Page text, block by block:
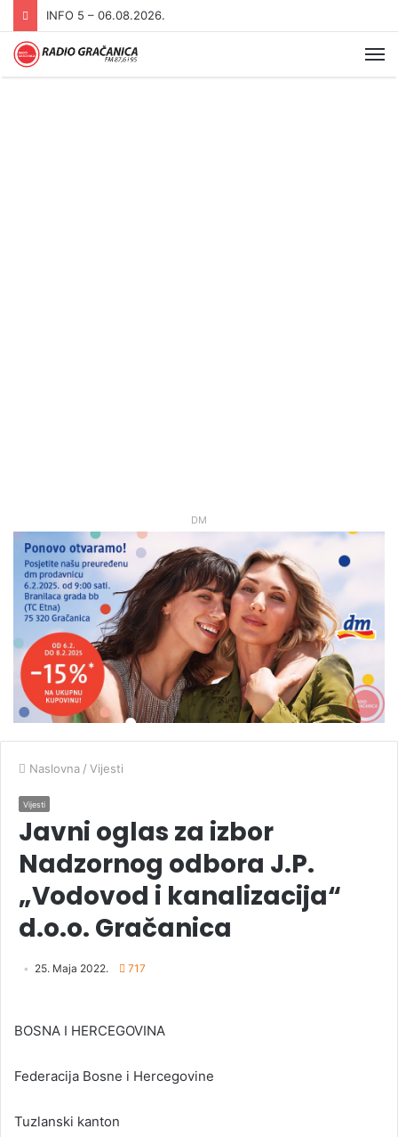
INFO 5 – 06.08.2026.
DM
Naslovna / Vijesti
Vijesti
Javni oglas za izbor
Nadzornog odbora J.P.
„Vodovod i kanalizacija“
d.o.o. Gračanica
25. Maja 2022. 717
BOSNA I HERCEGOVINA
Federacija Bosne i Hercegovine
Tuzlanski kanton